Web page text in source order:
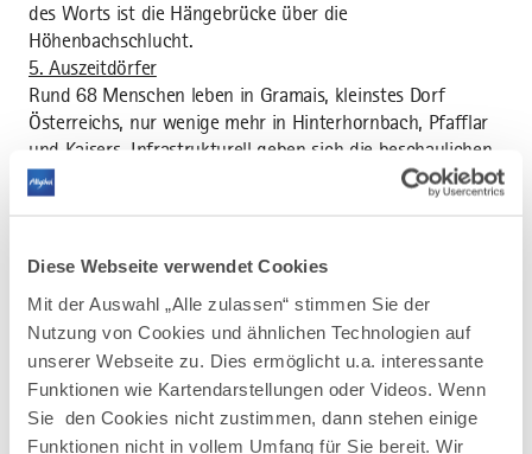
Diese Webseite verwendet Cookies
Mit der Auswahl „Alle zulassen“ stimmen Sie der
Nutzung von Cookies und ähnlichen Technologien auf
unserer Webseite zu. Dies ermöglicht u.a. interessante
Funktionen wie Kartendarstellungen oder Videos. Wenn
Sie den Cookies nicht zustimmen, dann stehen einige
Funktionen nicht in vollem Umfang für Sie bereit. Wir
des Worts ist die Hängebrücke über die
Höhenbachschlucht.
5. Auszeitdörfer
Rund 68 Menschen leben in Gramais, kleinstes Dorf
Österreichs, nur wenige mehr in Hinterhornbach, Pfafflar
und Kaisers. Infrastrukturell geben sich die beschaulichen
Lechtaler Seitengemeinden mit dem Nötigsten zufrieden
und genießen stattdessen, Ruhe, Beschaulichkeit,
Sternenhimmel ohne Lichtverschmutzung. Gerade deshalb
modernen Sehnsuchtsorten avanciert.
Über die Lebensspur Lech. Die grenzüberschreitende
„Lebensspur Lech“ erstreckt sich vom österreichischen
Tirol bis ins bayerische Allgäu. Ziel der Partner (Füssen
Tourismus und Marketing, Tourismusverband Lechtal,